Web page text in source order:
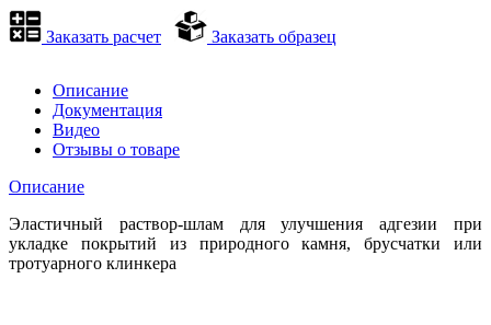
Заказать расчет Заказать образец
Описание
Документация
Видео
Отзывы о товаре
Описание
Эластичный раствор-шлам для улучшения адгезии при
укладке покрытий из природного камня, брусчатки или
тротуарного клинкера